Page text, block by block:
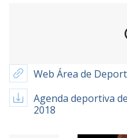
Web Área de
Agenda deportiva
2018